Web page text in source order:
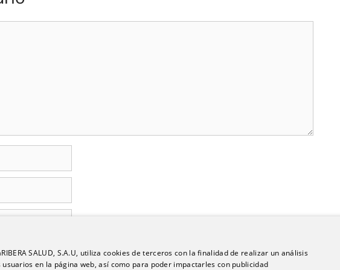
y web en este navegador para la próxima vez que comente.
SALUD, S.A.U, utiliza cookies de terceros con la finalidad de realizar un análisis
en la página web, así como para poder impactarles con publicidad